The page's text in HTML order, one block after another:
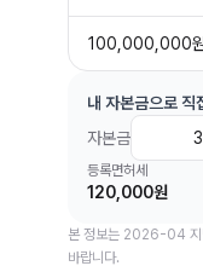
100,000,000
내 자본금으로 직
자본금
등록면허세
120,000원
본 정보는 2026-04 지
바랍니다.